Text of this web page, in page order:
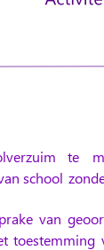
te
school
van
toestemming